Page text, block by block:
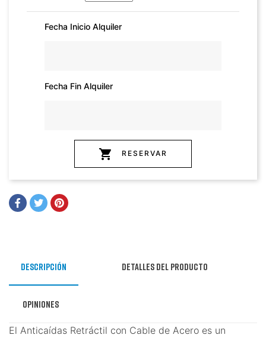
Fecha Inicio Alquiler
Fecha Fin Alquiler
shopping_cart RESERVAR
Descripción Detalles del producto
Opiniones
El Anticaídas Retráctil con Cable de Acero es un